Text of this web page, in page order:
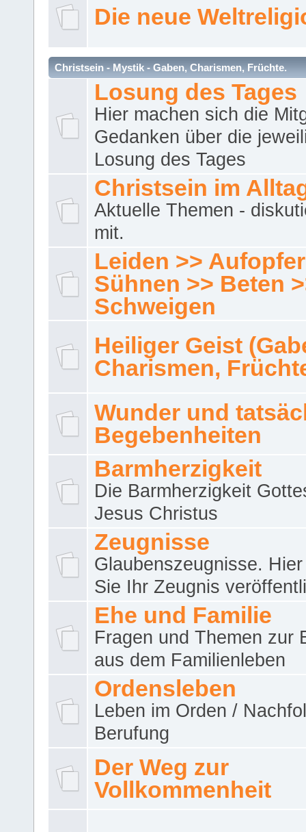
Die neue
Christsein - Mystik - Gaben, Charismen, Früchte.
Losung des Tages
Hier machen sich die
Gedanken über die
Losung des Tages
Christsein im
Aktuelle Themen -
mit.
Leiden >>
Sühnen >> Beten
Schweigen
Heiliger Geist
Charismen,
Wunder und
Begebenheiten
Barmherzigkeit
Die Barmherzigkeit
Jesus Christus
Zeugnisse
Glaubenszeugnisse.
Sie Ihr Zeugnis
Ehe und Familie
Fragen und Themen zur
aus dem Familienleben
Ordensleben
Leben im Orden /
Berufung
Der Weg zur
Vollkommenheit